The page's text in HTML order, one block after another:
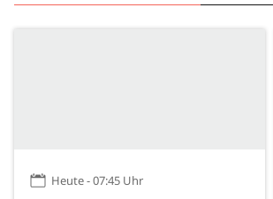
Heute - 07:45 Uhr